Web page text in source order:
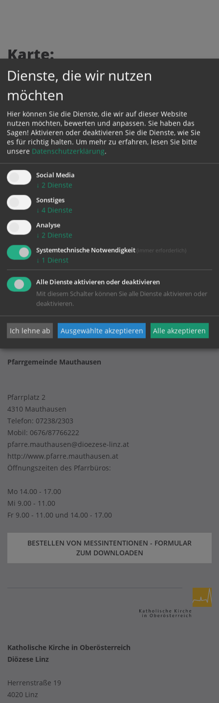
Karte:
Bitte akzeptieren Sie
Cookies von Google Mapsund
laden Sie
die Seite neu, um diesen Inhalt sehen zu können.
Datenschutz
Pfarrgemeinde Mauthausen
Pfarrplatz 2
4310 Mauthausen
Telefon: 07238/2303
Mobil: 0676/87766222
pfarre.mauthausen@dioezese-linz.at
http://www.pfarre.mauthausen.at
Öffnungszeiten des Pfarrbüros:
Mo 14.00 - 17.00
Mi 9.00 - 11.00
Fr 9.00 - 11.00 und 14.00 - 17.00
BESTELLEN VON MESSINTENTIONEN - FORMULAR
ZUM DOWNLOADEN
Katholische Kirche in Oberösterreich
Diözese Linz
Herrenstraße 19
4020 Linz
Dienste, die wir nutzen
möchten
Hier können Sie die Dienste, die wir auf dieser Website
nutzen möchten, bewerten und anpassen. Sie haben das
Sagen! Aktivieren oder deaktivieren Sie die Dienste, wie Sie
es für richtig halten. Um mehr zu erfahren, lesen Sie bitte
unsere Datenschutzerklärung.
Social Media
↓ 2 Dienste
Sonstiges
↓ 4 Dienste
Analyse
↓ 2 Dienste
Systemtechnische Notwendigkeit (immer erforderlich)
↓ 1 Dienst
Alle Dienste aktivieren oder deaktivieren
Mit diesem Schalter können Sie alle Dienste aktivieren oder
deaktivieren.
Ich lehne ab Ausgewählte akzeptieren Alle akzeptieren